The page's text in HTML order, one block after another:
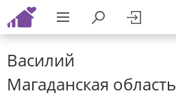
Василий
Магаданская область